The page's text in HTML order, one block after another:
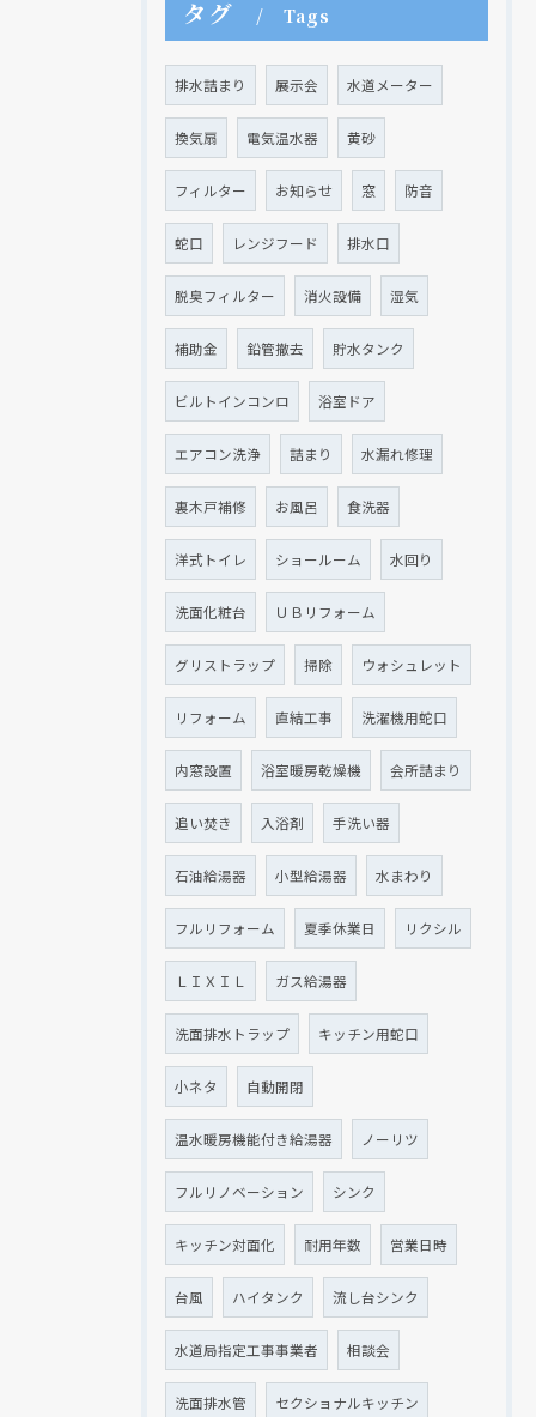
タグ Tags
排水詰まり 展示会 水道メーター
換気扇 電気温水器 黄砂
フィルター お知らせ 窓 防音
蛇口 レンジフード 排水口
脱臭フィルター 消火設備 湿気
補助金 鉛管撤去 貯水タンク
ビルトインコンロ 浴室ドア
エアコン洗浄 詰まり 水漏れ修理
裏木戸補修 お風呂 食洗器
洋式トイレ ショールーム 水回り
洗面化粧台 ＵＢリフォーム
グリストラップ 掃除 ウォシュレット
リフォーム 直結工事 洗濯機用蛇口
内窓設置 浴室暖房乾燥機 会所詰まり
追い焚き 入浴剤 手洗い器
石油給湯器 小型給湯器 水まわり
フルリフォーム 夏季休業日 リクシル
ＬＩＸＩＬ ガス給湯器
洗面排水トラップ キッチン用蛇口
小ネタ 自動開閉
温水暖房機能付き給湯器 ノーリツ
フルリノベーション シンク
キッチン対面化 耐用年数 営業日時
台風 ハイタンク 流し台シンク
水道局指定工事事業者 相談会
洗面排水管 セクショナルキッチン
クリックでチラシのページにジャンプします
クリックでチラシのページにジャンプします